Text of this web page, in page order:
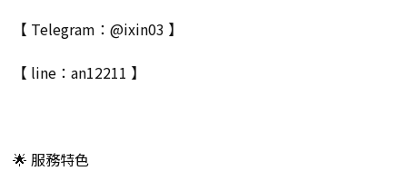
【 Telegram：@ixin03 】
【 line：an12211 】
🌟 服務特色